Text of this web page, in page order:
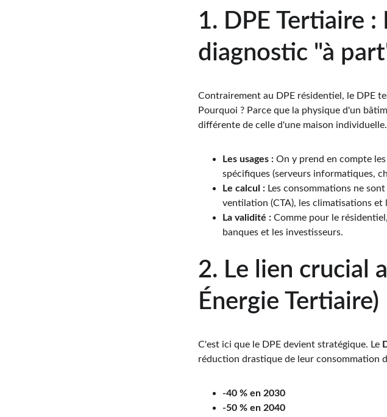
1. DPE Tertiaire
diagnostic "à
Contrairement au DPE résidentiel, le DPE
Pourquoi ? Parce que la physique d'un
différente de celle d'une maison individuelle.
Les usages : On y prend en compte
spécifiques (serveurs informatiques,
Le calcul : Les consommations ne
ventilation (CTA), les climatisations et
La validité : Comme pour le
banques et les investisseurs.
2. Le lien crucial
Énergie Tertiaire)
C'est ici que le DPE devient stratégique. Le
réduction drastique de leur consommation
-40 % en 2030
-50 % en 2040